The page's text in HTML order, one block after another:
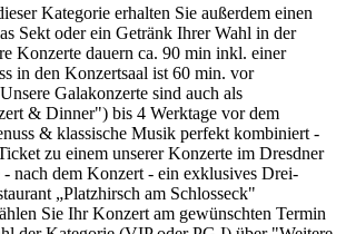
Kategorie erhalten Sie außerdem einen
Sekt oder ein Getränk Ihrer Wahl in der
Konzerte dauern ca. 90 min inkl. einer
in den Konzertsaal ist 60 min. vor
Galakonzerte sind auch als
& Dinner") bis 4 Werktage vor dem
& klassische Musik perfekt kombiniert -
zu einem unserer Konzerte im Dresdner
nach dem Konzert - ein exklusives Drei-
„Platzhirsch am Schlosseck"
Sie Ihr Konzert am gewünschten Termin